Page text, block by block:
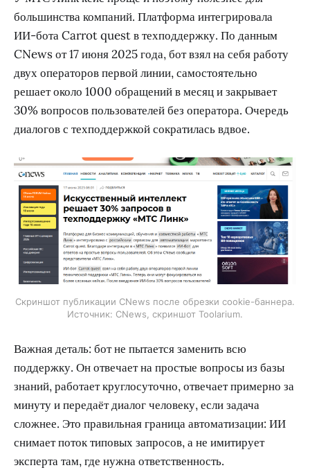
большинства компаний. Платформа интегрировала
ИИ-бота Carrot quest в техподдержку. По данным
CNews от 17 июня 2025 года, бот взял на себя работу
двух операторов первой линии, самостоятельно
решает около 1000 обращений в месяц и закрывает
30% вопросов пользователей без оператора. Очередь
диалогов с техподдержкой сократилась вдвое.
Скриншот публикации CNews после обрезки cookie-баннера.
Источник: CNews, скриншот Toolarium.
Важная деталь: бот не пытается заменить всю
поддержку. Он отвечает на простые вопросы из базы
знаний, работает круглосуточно, отвечает примерно за
минуту и передаёт диалог человеку, если задача
сложнее. Это правильная граница автоматизации: ИИ
снимает поток типовых запросов, а не имитирует
эксперта там, где нужна ответственность.